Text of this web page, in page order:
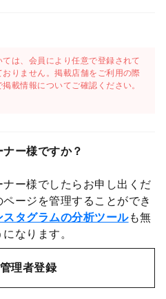
は、会員により任意で登録されて
りません。掲載店舗をご利用の際
載情報についてご確認ください。
ー様ですか？
ナー様でしたらお申し出くだ
ージを管理することができ
スタグラムの分析ツールも無
なります。
管理者登録